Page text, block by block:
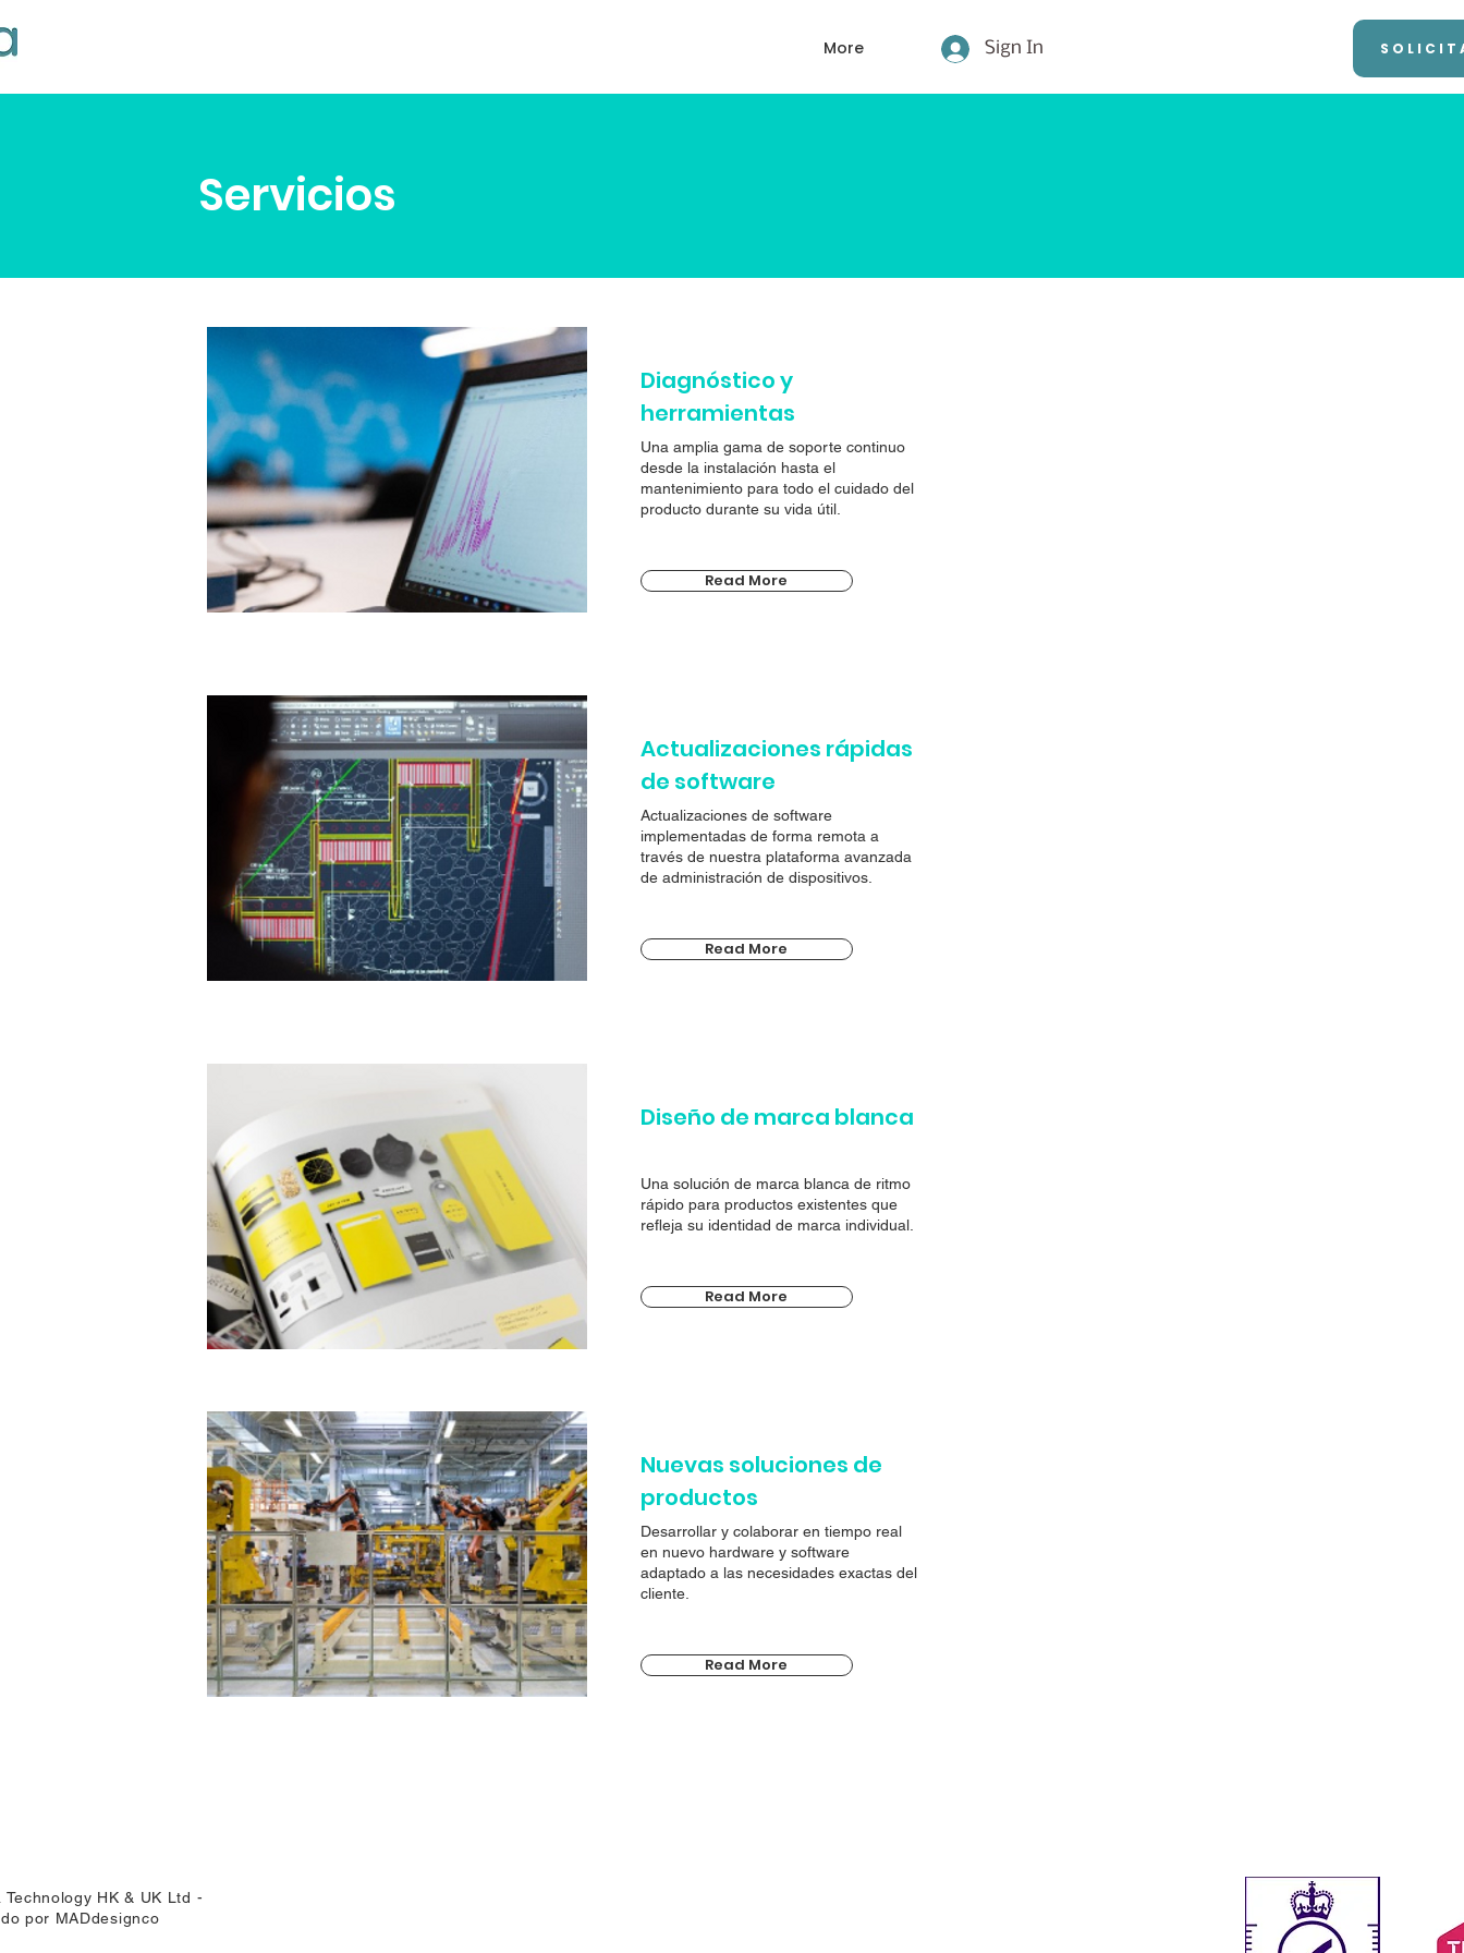
More Sign In
Servicios
Diagnóstico y
herramientas
Una amplia gama de soporte continuo
desde la instalación hasta el
mantenimiento para todo el cuidado del
producto durante su vida útil.
Read More
Actualizaciones rápidas
de software
Actualizaciones de software
implementadas de forma remota a
través de nuestra plataforma avanzada
de administración de dispositivos.
Read More
Diseño de marca blanca
Una solución de marca blanca de ritmo
rápido para productos existentes que
refleja su identidad de marca individual.
Read More
Nuevas soluciones de
productos
Desarrollar y colaborar en tiempo real
en nuevo hardware y software
adaptado a las necesidades exactas del
cliente.
Read More
Technology HK & UK Ltd -
por MADdesignco